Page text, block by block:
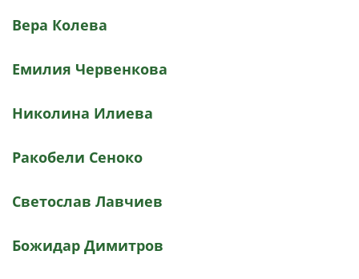
Вера Колева
Емилия Червенкова
Николина Илиева
Ракобели Сеноко
Светослав Лавчиев
Божидар Димитров